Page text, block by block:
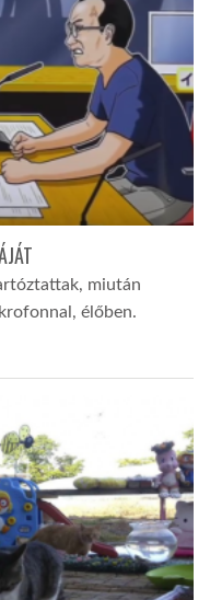
miután
élőben.